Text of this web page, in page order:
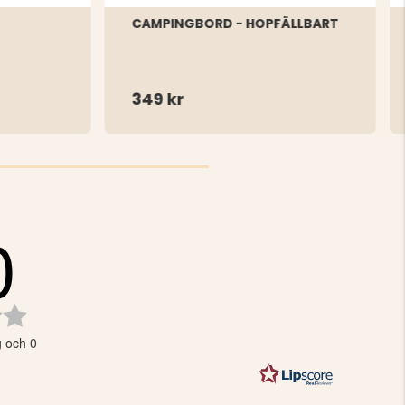
CAMPINGBORD - HOPFÄLLBART
349 kr
Betyg:
utav
och 0